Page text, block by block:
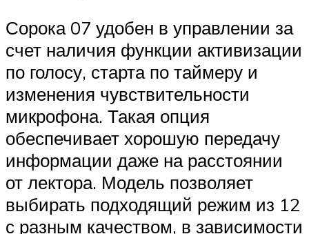
Сорока 07 удобен в управлении за
счет наличия функции активизации
по голосу, старта по таймеру и
изменения чувствительности
микрофона. Такая опция
обеспечивает хорошую передачу
информации даже на расстоянии
от лектора. Модель позволяет
выбирать подходящий режим из 12
с разным качеством, в зависимости